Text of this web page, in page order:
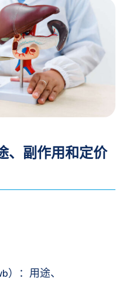
、副作用和定价
）：用途、